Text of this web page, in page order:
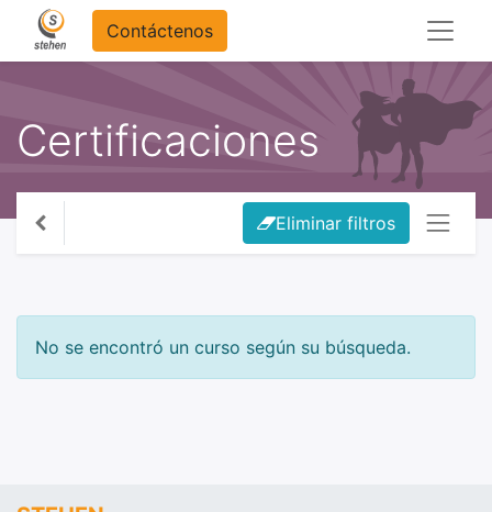
Contáctenos
Certificaciones
Eliminar filtros
No se encontró un curso según su búsqueda.